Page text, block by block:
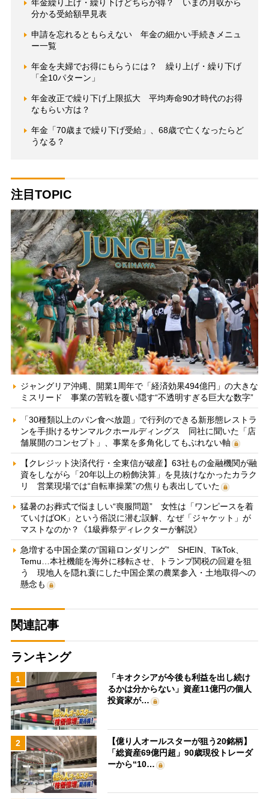
年金繰り上げ・繰り下げどちらが得？ いまの月収から
分かる受給額早見表
申請を忘れるともらえない 年金の細かい手続きメニュ
ー一覧
年金を夫婦でお得にもらうには？ 繰り上げ・繰り下げ
「全10パターン」
年金改正で繰り下げ上限拡大 平均寿命90才時代のお得
なもらい方は？
年金「70歳まで繰り下げ受給」、68歳で亡くなったらど
うなる？
注目TOPIC
ジャングリア沖縄、開業1周年で「経済効果494億円」の大きな
ミスリード 事業の苦戦を覆い隠す“不透明すぎる巨大な数字”
「30種類以上のパン食べ放題」で行列のできる新形態レストラ
ンを手掛けるサンマルクホールディングス 同社に聞いた「店
舗展開のコンセプト」、事業を多角化してもぶれない軸
【クレジット決済代行・全東信が破産】63社もの金融機関が融
資をしながら「20年以上の粉飾決算」を見抜けなかったカラク
リ 営業現場では“自転車操業”の焦りも表出していた
猛暑のお葬式で悩ましい“喪服問題” 女性は「ワンピースを着
ていけばOK」という俗説に潜む誤解、なぜ「ジャケット」が
マストなのか？《1級葬祭ディレクターが解説》
急増する中国企業の“国籍ロンダリング” SHEIN、TikTok、
Temu…本社機能を海外に移転させ、トランプ関税の回避を狙
う 現地人を隠れ蓑にした中国企業の農業参入・土地取得への
懸念も
関連記事
ランキング
1
「キオクシアが今後も利益を出し続け
るかは分からない」資産11億円の個人
投資家が…
2
【億り人オールスターが狙う20銘柄】
「総資産69億円超」90歳現役トレーダ
ーから“10…